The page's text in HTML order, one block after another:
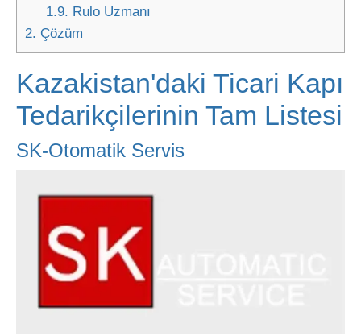
1.9. Rulo Uzmanı
2. Çözüm
Kazakistan'daki Ticari Kapı
Tedarikçilerinin Tam Listesi
SK-Otomatik Servis